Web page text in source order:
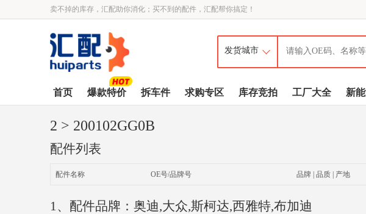
卖不掉的库存，汇配助你消化；买不到的配件，汇配帮你搞定！
首页 爆款特价 拆车件 求购专区 库存竞拍 工厂大全 新
2 > 200102GG0B
配件列表
配件名称 OE号/品牌号 品牌 | 品质 | 产地
1、配件品牌：奥迪,大众,斯柯达,西雅特,布加迪